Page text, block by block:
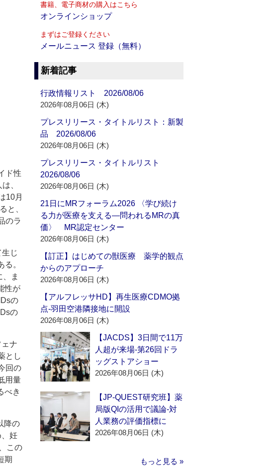
ド性
、
10月
と、
のラ
じ
。
ま
性が
の
の
ナ
とし
回の
用量
べき
降の
妊
この
期
書籍、電子商材の購入はこちら
オンラインショップ
まずはご登録ください
メールニュース 登録（無料）
新着記事
行政情報リスト 2026/08/06
2026年08月06日 (木)
プレスリリース・タイトルリスト：新製
品 2026/08/06
2026年08月06日 (木)
プレスリリース・タイトルリスト
2026/08/06
2026年08月06日 (木)
21日にMRフォーラム2026 〈学び続け
る力が医療を支える―問われるMRの真
価〉 MR認定センター
2026年08月06日 (木)
【訂正】はじめての獣医療 薬学的観点
からのアプローチ
2026年08月06日 (木)
【アルフレッサHD】再生医療CDMO拠
点‐羽田空港隣接地に開設
2026年08月06日 (木)
【JACDS】3日間で11万
人超が来場‐第26回ドラ
ッグストアショー
2026年08月06日 (木)
【JP-QUEST研究班】薬
局版QIの活用で議論‐対
人業務の評価指標に
2026年08月06日 (木)
もっと見る »